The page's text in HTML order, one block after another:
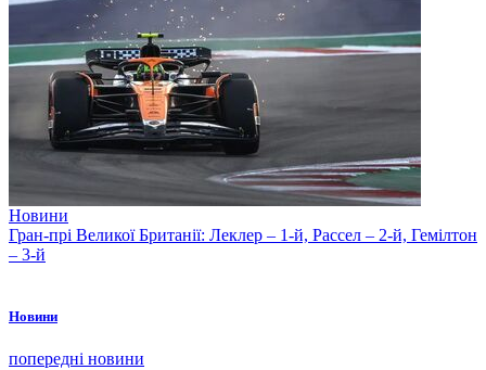
Новини
Гран-прі Великої Британії: Леклер – 1-й, Рассел – 2-й, Гемілтон
– 3-й
Новини
попередні новини